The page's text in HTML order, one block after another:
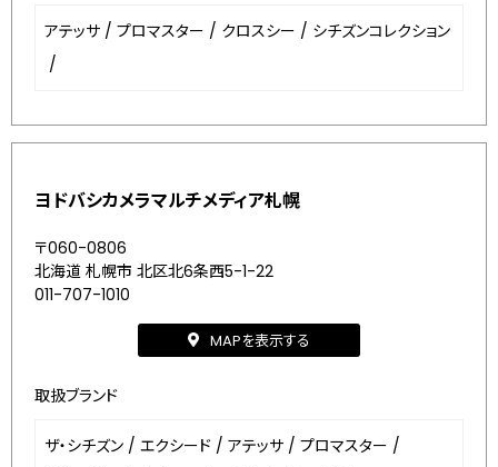
アテッサ / プロマスター / クロスシー / シチズンコレクション
/
ヨドバシカメラマルチメディア札幌
〒060-0806
北海道 札幌市 北区北6条西5-1-22
011-707-1010
MAPを表示する
取扱ブランド
ザ・シチズン / エクシード / アテッサ / プロマスター /